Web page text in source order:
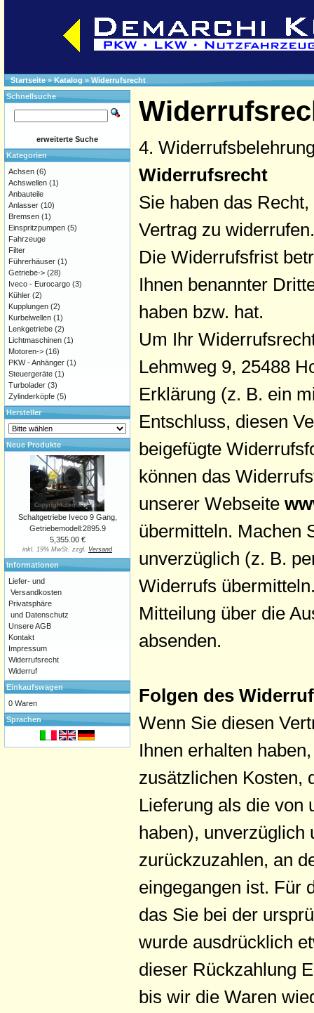
Startseite»Katalog » Widerrufsrecht
4.
Widerrufsrecht
Sie haben das
Vertrag zu widerrufen.
Die Widerrufsfrist
Ihnen benannter
haben bzw. hat.
Um Ihr
Lehmweg 9, 25488
Erklärung (z. B. ein
Entschluss, diesen
beigefügte
können das
unserer Webseite
übermitteln. Machen
unverzüglich (z. B.
Widerrufs
Mitteilung über die
absenden.
Folgen des
Wenn Sie diesen
Ihnen erhalten
zusätzlichen Kosten,
Lieferung als die von
haben), unverzüglich
zurückzuzahlen, an
eingegangen ist. Für
das Sie bei der
wurde ausdrücklich
dieser Rückzahlung
bis wir die Waren
Schnellsuche
erweiterte Suche
Kategorien
Achsen (6)
Achswellen (1)
Anbauteile
Anlasser (10)
Bremsen (1)
Einspritzpumpen (5)
Fahrzeuge
Filter
Führerhäuser (1)
Getriebe-> (28)
Iveco - Eurocargo (3)
Kühler (2)
Kupplungen (2)
Kurbelwellen (1)
Lenkgetriebe (2)
Lichtmaschinen (1)
Motoren-> (16)
PKW - Anhänger (1)
Steuergeräte (1)
Turbolader (3)
Zylinderköpfe (5)
Hersteller
Neue Produkte
Schaltgetriebe Iveco 9 Gang,
Getriebemodell:2895.9
5,355.00 €
inkl. 19% MwSt. zzgl. Versand
Informationen
Liefer- und
Versandkosten
Privatsphäre
und Datenschutz
Unsere AGB
Kontakt
Impressum
Widerrufsrecht
Widerruf
Einkaufswagen
0 Waren
Sprachen